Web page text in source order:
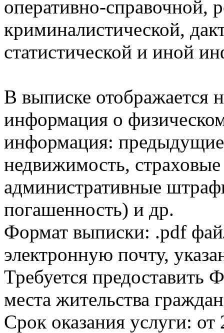
оперативно-справочной,
криминалистической,
статистической и иной
В выписке отображается
информация о
информация:
недвижимость,
административные
погашенность) и др.
Формат выписки: .pdf
электронную почту,
Требуется
места жительства
Срок оказания услуги: от